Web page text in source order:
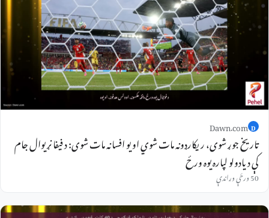
D
Dawn.com
تاریخ جوړ شوی، ریکارډونه مات شوي او یو افسانه مات شوی: د فیفا نړیوال جام
کې د یادولو لپاره یوه ورځ
50 ورځې وړاندې